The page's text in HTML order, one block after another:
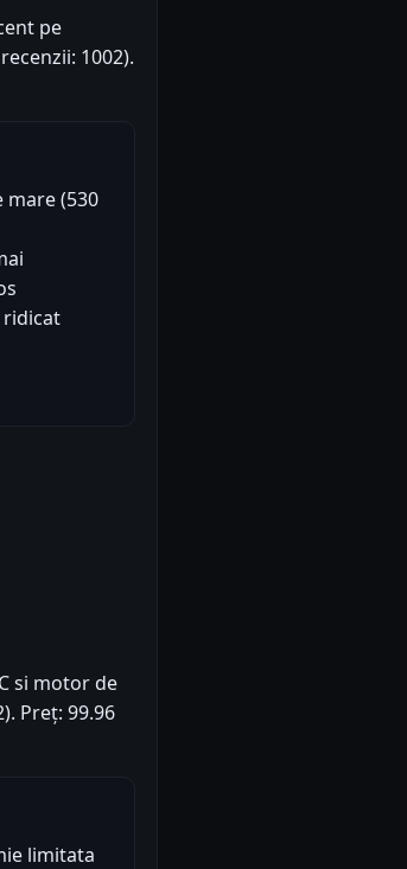
pe
1002).
mare (530
ridicat
si motor de
Preț: 99.96
limitata